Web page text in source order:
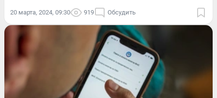
20 марта, 2024, 09:30 919 Обсудить